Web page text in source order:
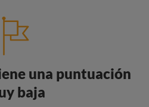
una puntuación
baja